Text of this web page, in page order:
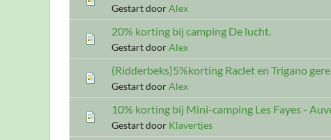
Gestart doorAlex
20% korting bij camping De lucht.
Gestart doorAlex
(Ridderbeks)5%korting Raclet en Trigano
Gestart doorAlex
10% korting bij Mini-camping Les Fayes -
Gestart door Klavertjes